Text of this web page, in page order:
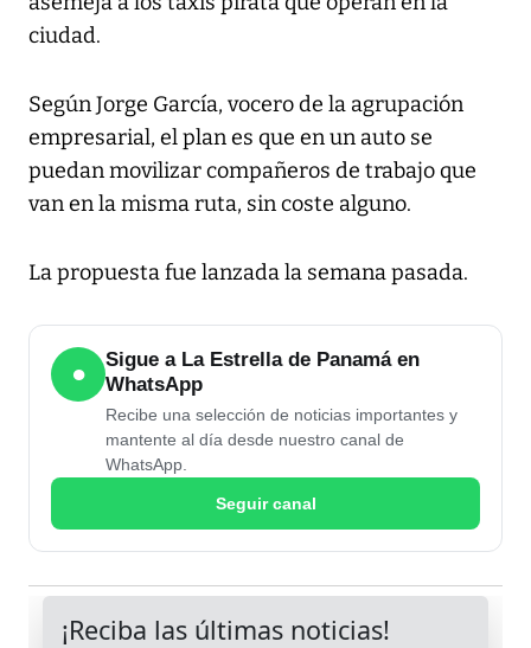
ciudad.
Según Jorge García, vocero de la agrupación
empresarial, el plan es que en un auto se
puedan movilizar compañeros de trabajo que
van en la misma ruta, sin coste alguno.
La propuesta fue lanzada la semana pasada.
●
Sigue a La Estrella de Panamá en
WhatsApp
Recibe una selección de noticias importantes y
mantente al día desde nuestro canal de
WhatsApp.
Seguir canal